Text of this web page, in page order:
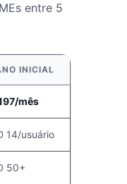
entre 5
INICIAL
mês
14/usuário
50+